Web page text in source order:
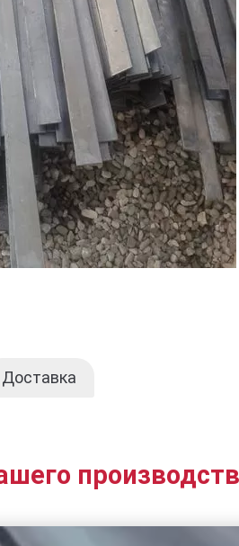
Доставка